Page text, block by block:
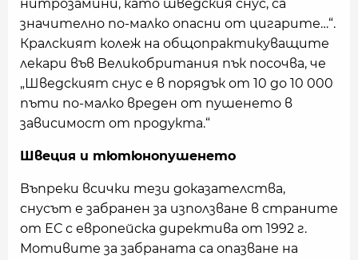
нитрозамини, като шведския снус, са
значително по-малко опасни от цигарите…“.
Кралският колеж на общопрактикуващите
лекари във Великобритания пък посочва, че
„Шведският снус е в порядък от 10 до 10 000
пъти по-малко вреден от пушенето в
зависимост от продукта.“
Швеция и тютюнопушенето
Въпреки всички тези доказателства,
снусът е забранен за използване в страните
от ЕС с европейска директива от 1992 г.
Мотивите за забраната са опазване на